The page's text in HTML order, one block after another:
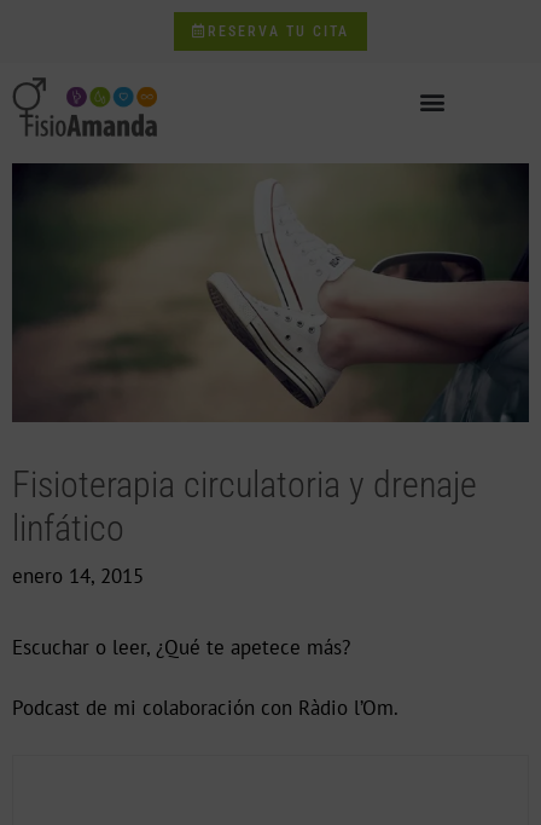
RESERVA TU CITA
Fisioterapia circulatoria y drenaje
linfático
enero 14, 2015
Escuchar o leer, ¿Qué te apetece más?
Podcast de mi colaboración con Ràdio l’Om.